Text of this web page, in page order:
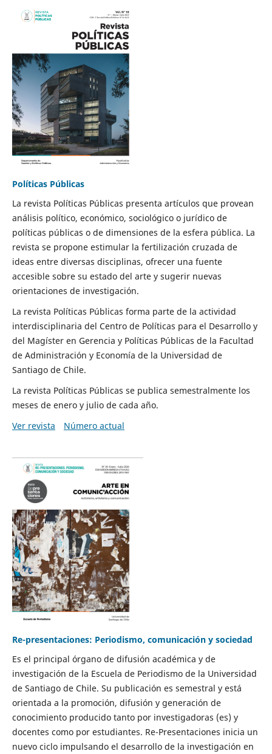
Políticas Públicas
La revista Políticas Públicas presenta artículos que provean
análisis político, económico, sociológico o jurídico de
políticas públicas o de dimensiones de la esfera pública. La
revista se propone estimular la fertilización cruzada de
ideas entre diversas disciplinas, ofrecer una fuente
accesible sobre su estado del arte y sugerir nuevas
orientaciones de investigación.
La revista Políticas Públicas forma parte de la actividad
interdisciplinaria del Centro de Políticas para el Desarrollo y
del Magíster en Gerencia y Políticas Públicas de la Facultad
de Administración y Economía de la Universidad de
Santiago de Chile.
La revista Políticas Públicas se publica semestralmente los
meses de enero y julio de cada año.
Ver revista
Número actual
Re-presentaciones: Periodismo, comunicación y sociedad
Es el principal órgano de difusión académica y de
investigación de la Escuela de Periodismo de la Universidad
de Santiago de Chile. Su publicación es semestral y está
orientada a la promoción, difusión y generación de
conocimiento producido tanto por investigadoras (es) y
docentes como por estudiantes. Re-Presentaciones inicia un
nuevo ciclo impulsando el desarrollo de la investigación en